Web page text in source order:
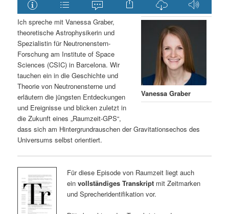
e
n
n
g
e
Vanessa Graber
Ich spreche mit Vanessa Graber,
theoretische Astrophysikerin und
Spezialistin für Neutronenstern-
Forschung am Institute of Space
Sciences (CSIC) in Barcelona. Wir
tauchen ein in die Geschichte und
Theorie von Neutronensterne und
erläutern die jüngsten Entdeckungen
und Ereignisse und blicken zuletzt in
die Zukunft eines „Raumzeit-GPS“,
dass sich am Hintergrundrauschen der Gravitationsechos des
Universums selbst orientiert.
Für diese Episode von Raumzeit liegt auch
ein vollständiges Transkriptmit Zeitmarken
und Sprecheridentifikation vor.